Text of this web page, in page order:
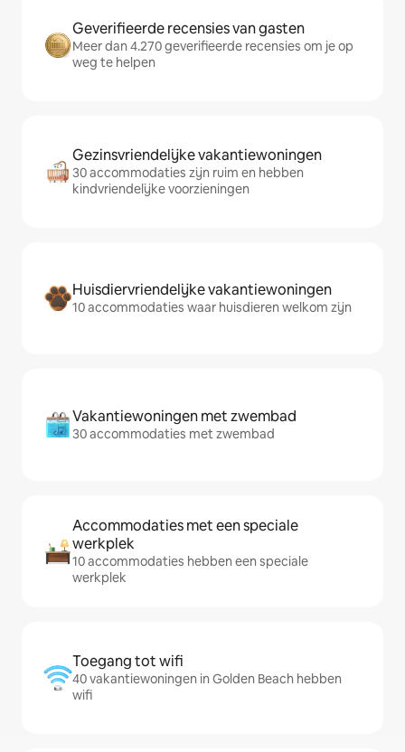
Geverifieerde recensies van gasten
Meer dan 4.270 geverifieerde recensies om je op
weg te helpen
Gezinsvriendelijke vakantiewoningen
30 accommodaties zijn ruim en hebben
kindvriendelijke voorzieningen
Huisdiervriendelijke vakantiewoningen
10 accommodaties waar huisdieren welkom zijn
Vakantiewoningen met zwembad
30 accommodaties met zwembad
Accommodaties met een speciale
werkplek
10 accommodaties hebben een speciale
werkplek
Toegang tot wifi
40 vakantiewoningen in Golden Beach hebben
wifi